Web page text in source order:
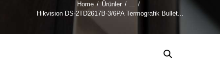
Home Ürünler
...
Hikvision DS-2TD2617B-3/6PA Termografik Bullet...